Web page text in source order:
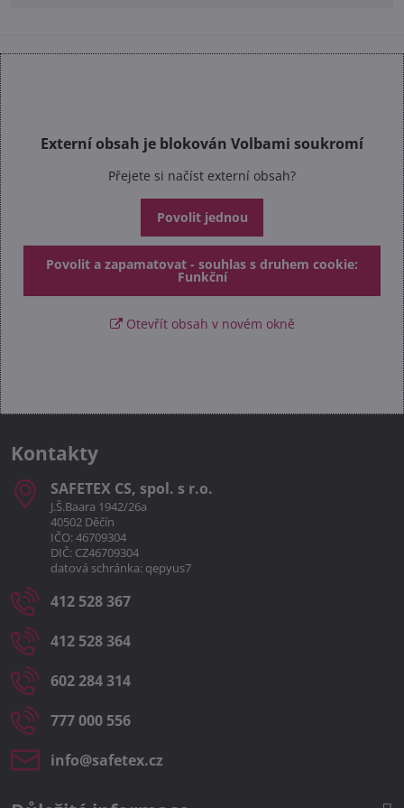
Externí obsah je blokován Volbami soukromí
Přejete si načíst externí obsah?
Povolit jednou
Povolit a zapamatovat - souhlas s druhem cookie:
Funkční
Otevřít obsah v novém okně
Kontakty
SAFETEX CS, spol​. s r​.o​.
J.Š.Baara 1942/26a
40502 Děčín
IČO: 46709304
DIČ: CZ46709304
datová schránka: qepyus7
412 528 367
412 528 364
602 284 314
777 000 556
info​@safetex​.cz